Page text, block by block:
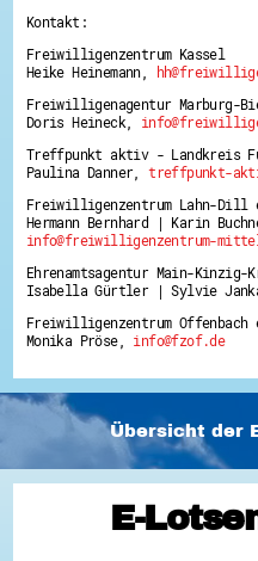
Kontakt:
Freiwilligenzentrum Kassel
Heike Heinemann,
Freiwilligenagentur Marburg-
Doris Heineck,
Treffpunkt aktiv - Landkreis
Paulina Danner,treffpunkt-
Freiwilligenzentrum Lahn-Dill
Hermann Bernhard | Karin
info@freiwilligenzentrum-
Ehrenamtsagentur Main-Kinzig-
Isabella Gürtler | Sylvie
Freiwilligenzentrum Offenbach
Monika Pröse, info@fzof.de
Übersicht der
E-